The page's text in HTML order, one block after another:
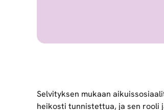
Selvityksen mukaan
heikosti tunnistettua, ja sen rooli